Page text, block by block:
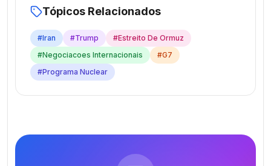
Tópicos Relacionados
#Iran #Trump #Estreito De Ormuz
#Negociacoes Internacionais #G7
#Programa Nuclear